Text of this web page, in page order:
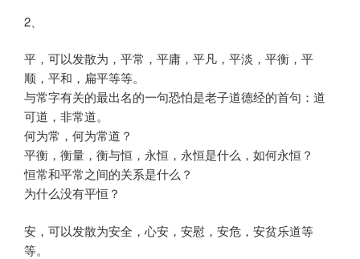
2、
平，可以发散为，平常，平庸，平凡，平淡，平衡，平
顺，平和，扁平等等。
与常字有关的最出名的一句恐怕是老子道德经的首句：道
可道，非常道。
何为常，何为常道？
平衡，衡量，衡与恒，永恒，永恒是什么，如何永恒？
恒常和平常之间的关系是什么？
为什么没有平恒？
安，可以发散为安全，心安，安慰，安危，安贫乐道等
等。